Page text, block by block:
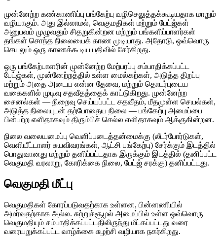
முன்னேற்ற கண்காணிப்பு பங்கேற்பு வழிசெலுத்தக்கூடியதாக மாறும்
வழியாகும். அது இல்லாமல், வெகுமதிகள் மற்றும் பேட்ஜ்கள்
அனுபவம் முழுவதும் சிதறுகின்றன மற்றும் பங்களிப்பாளர்கள்
தங்கள் சொந்த நிலையைக் காண முடியாது. அதோடு, ஒவ்வொரு
செயலும் ஒரு காணக்கூடிய பதிவில் சேர்கிறது.
ஒரு பங்கேற்பாளரின் முன்னேற்ற மேற்பரப்பு சம்பாதிக்கப்பட்ட
பேட்ஜ்கள், முன்னேற்றத்தில் உள்ள மைல்கற்கள், அடுத்த திறப்பு
மற்றும் அதை அடைய என்ன தேவை, மற்றும் தொடர்புடைய
வகைகளில் முடிவு சதவீதத்தைக் காட்டுகிறது. முன்னேற்ற
சைனல்கள் — நிறைவு செய்யப்பட்ட சதவீதம், மீதமுள்ள செயல்கள்,
அடுத்த நிலையுடன் தற்போதைய நிலை — பங்கேற்பு அமைப்பை
பின்பற்ற எளிதாகவும் திரும்பிச் செல்ல எளிதாகவும் ஆக்குகின்றன.
நிலை வலையமைப்பு வெளிப்படைத்தன்மைக்கு (லீடர்போர்டுகள்,
வெளியீட்டாளர் சுயவிவரங்கள், ஆட்சி பங்கேற்பு) சேர்க்கும் இடத்தில்
பொதுவானது மற்றும் தனிப்பட்டதாக இருக்கும் இடத்தில் (தனிப்பட்ட
வெகுமதி வரலாறு, கோரிக்கை நிலை, பேட்ஜ் சரக்கு) தனிப்பட்டது.
வெகுமதி மீட்பு
வெகுமதிகள் கோரப்படுவதற்காக உள்ளன, பின்னணியில்
அமர்வதற்காக அல்ல. சுற்றுச்சூழல் அமைப்பில் உள்ள ஒவ்வொரு
வெகுமதியும் சம்பாதிக்கப்பட்டதிலிருந்து மீட்கப்பட்டது வரை
வரையறுக்கப்பட்ட வாழ்க்கை சுழற்சி வழியாக நகர்கிறது.